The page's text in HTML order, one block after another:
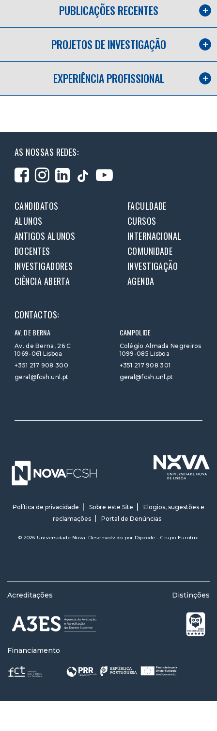
PUBLICAÇÕES RECENTES
PROJETOS DE INVESTIGAÇÃO
EXPERIÊNCIA PROFISSIONAL
AS NOSSAS REDES:
CANDIDATOS
FACULDADE
ALUNOS
CURSOS
ANTIGOS ALUNOS
INTERNACIONAL
DOCENTES
COMUNIDADE
INVESTIGADORES
INVESTIGAÇÃO
CIÊNCIA ABERTA
AGENDA
CONTACTOS:
AV. DE BERNA
Av. de Berna, 26 C
1069-061 Lisboa
+351 217 908 300
geral@fcsh.unl.pt
CAMPOLIDE
Colégio Almada Negreiros
1099-085 Lisboa
+351 217 908 301
geral@fcsh.unl.pt
Política de privacidade Sobre este Site
Elogios, sugestões e
reclamações
Portal de Denúncias
© 2026 Universidade Nova. Desenvolvido por Dipcode - Grupo Eurotux
Acreditações Distinções
Financiamento